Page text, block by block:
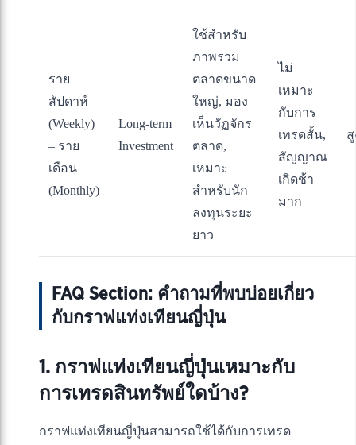
ราย
สัปดาห์
(Weekly)
– ราย
เดือน
(Monthly)
Long-term
Investment
ใช้สำหรับ
ภาพรวม
ตลาดขนาด
ใหญ่, มอง
เห็นวัฏจักร
ตลาด,
เหมาะ
สำหรับนัก
ลงทุนระยะ
ยาว
ไม่
เหมาะ
กับการ
เทรดสั้น,
สัญญาณ
เกิดช้า
มาก
FAQ Section: คำถามที่พบบ่อยเกี่ยว
กับกราฟแท่งเทียนญี่ปุ่น
1. กราฟแท่งเทียนญี่ปุ่นเหมาะกับ
การเทรดสินทรัพย์ใดบ้าง?
กราฟแท่งเทียนญี่ปุ่นสามารถใช้ได้กับการเทรด